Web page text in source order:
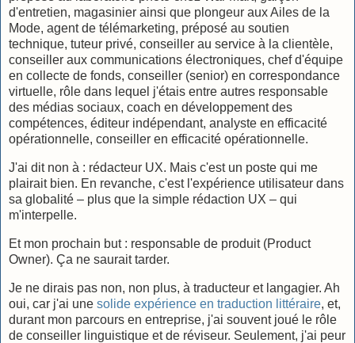
d'entretien, magasinier ainsi que plongeur aux Ailes de la
Mode, agent de télémarketing, préposé au soutien
technique, tuteur privé, conseiller au service à la clientèle,
conseiller aux communications électroniques, chef d'équipe
en collecte de fonds, conseiller (senior) en correspondance
virtuelle, rôle dans lequel j'étais entre autres responsable
des médias sociaux, coach en développement des
compétences, éditeur indépendant, analyste en efficacité
opérationnelle, conseiller en efficacité opérationnelle.
J'ai dit non à : rédacteur UX. Mais c'est un poste qui me
plairait bien. En revanche, c'est l'expérience utilisateur dans
sa globalité – plus que la simple rédaction UX – qui
m'interpelle.
Et mon prochain but : responsable de produit (Product
Owner). Ça ne saurait tarder.
Je ne dirais pas non, non plus, à traducteur et langagier. Ah
oui, car j'ai une solide expérience en traduction littéraire, et,
durant mon parcours en entreprise, j'ai souvent joué le rôle
de conseiller linguistique et de réviseur. Seulement, j'ai peur